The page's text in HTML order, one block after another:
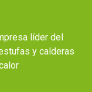
líder del
y calderas